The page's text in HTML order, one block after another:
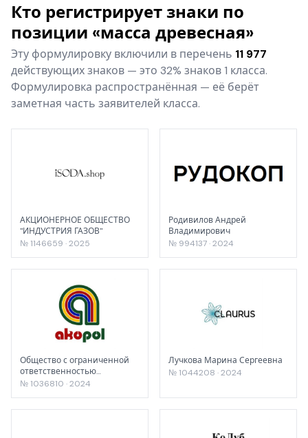
Кто регистрирует знаки по
позиции «масса древесная»
Эту формулировку включили в перечень 11 977
действующих знаков — это 32% знаков 1 класса.
Формулировка распространённая — её берёт
заметная часть заявителей класса.
АКЦИОНЕРНОЕ ОБЩЕСТВО
"ИНДУСТРИЯ ГАЗОВ"
№ 1146659 · 2025
Родивилов Андрей
Владимирович
№ 994137 · 2024
Общество с ограниченной
ответственностью
"Акополимер"
№ 1036810 · 2024
Лучкова Марина Сергеевна
№ 1044208 · 2024